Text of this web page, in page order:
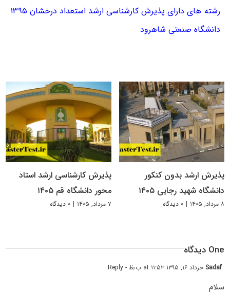
رشته های دارای پذیرش کارشناسی ارشد استعداد درخشان ۱۳۹۵
دانشگاه صنعتی شاهرود
پذیرش ارشد بدون کنکور
دانشگاه شهید رجایی ۱۴۰۵
۸ مرداد, ۱۴۰۵ | ۰ دیدگاه
پذیرش کارشناسی ارشد استاد
محور دانشگاه قم ۱۴۰۵
۷ مرداد, ۱۴۰۵ | ۰ دیدگاه
One دیدگاه
Sadaf خرداد ۱۶, ۱۳۹۵ at ۱۱:۵۳ ب٫ظ - Reply
سلام